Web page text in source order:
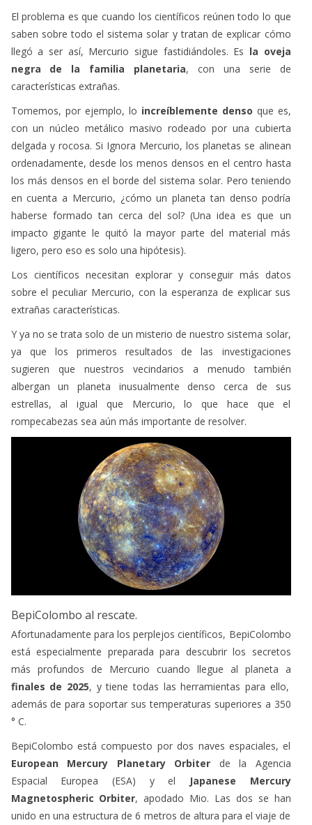
El problema es que cuando los científicos reúnen todo lo que
saben sobre todo el sistema solar y tratan de explicar cómo
llegó a ser así, Mercurio sigue fastidiándoles. Es la oveja
negra de la familia planetaria, con una serie de
características extrañas.
Tomemos, por ejemplo, lo increíblemente denso que es,
con un núcleo metálico masivo rodeado por una cubierta
delgada y rocosa. Si Ignora Mercurio, los planetas se alinean
ordenadamente, desde los menos densos en el centro hasta
los más densos en el borde del sistema solar. Pero teniendo
en cuenta a Mercurio, ¿cómo un planeta tan denso podría
haberse formado tan cerca del sol? (Una idea es que un
impacto gigante le quitó la mayor parte del material más
ligero, pero eso es solo una hipótesis).
Los científicos necesitan explorar y conseguir más datos
sobre el peculiar Mercurio, con la esperanza de explicar sus
extrañas características.
Y ya no se trata solo de un misterio de nuestro sistema solar,
ya que los primeros resultados de las investigaciones
sugieren que nuestros vecindarios a menudo también
albergan un planeta inusualmente denso cerca de sus
estrellas, al igual que Mercurio, lo que hace que el
rompecabezas sea aún más importante de resolver.
BepiColombo al rescate.
Afortunadamente para los perplejos científicos, BepiColombo
está especialmente preparada para descubrir los secretos
más profundos de Mercurio cuando llegue al planeta a
finales de 2025, y tiene todas las herramientas para ello,
además de para soportar sus temperaturas superiores a 350
° C.
BepiColombo está compuesto por dos naves espaciales, el
European Mercury Planetary Orbiter de la Agencia
Espacial Europea (ESA) y el
Japanese Mercury
Magnetospheric Orbiter, apodado Mio. Las dos se han
unido en una estructura de 6 metros de altura para el viaje de